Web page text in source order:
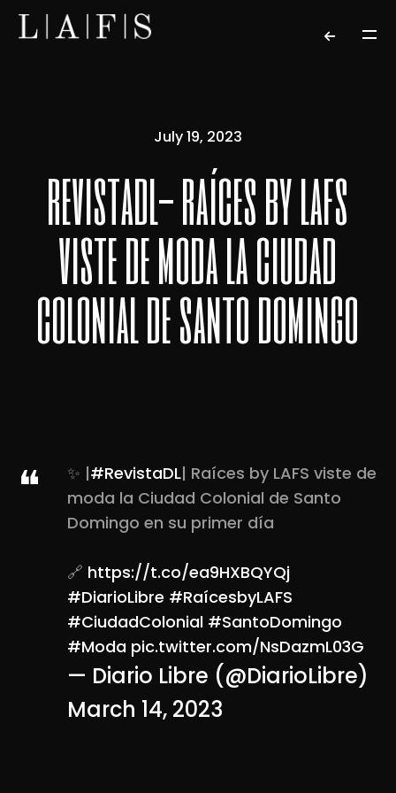
July 19, 2023
revistadl- raíces by lafs
viste de moda la ciudad
colonial de santo domingo
✨ |#RevistaDL| Raíces by LAFS viste de
moda la Ciudad Colonial de Santo
Domingo en su primer día
🔗 https://t.co/ea9HXBQYQj
#DiarioLibre #RaícesbyLAFS
#CiudadColonial #SantoDomingo
#Moda pic.twitter.com/NsDazmL03G
— Diario Libre (@DiarioLibre)
March 14, 2023
2026 ©LAFS . All rights reserved.